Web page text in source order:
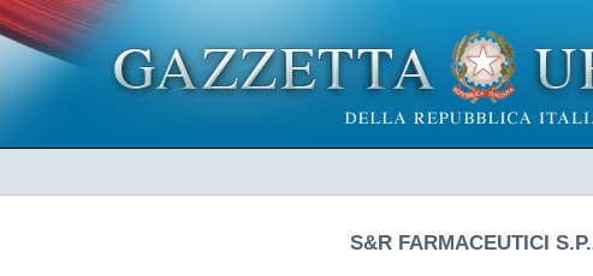
S&R FARMACEUTICI